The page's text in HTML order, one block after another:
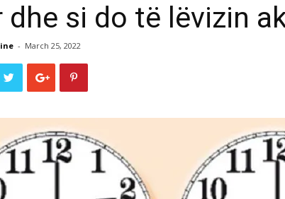
dhe si do të lëvizin
- March 25, 2022